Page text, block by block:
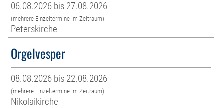
06.08.2026 bis 27.08.2026
(mehrere Einzeltermine im Zeitraum)
Peterskirche
Orgelvesper
08.08.2026 bis 22.08.2026
(mehrere Einzeltermine im Zeitraum)
Nikolaikirche